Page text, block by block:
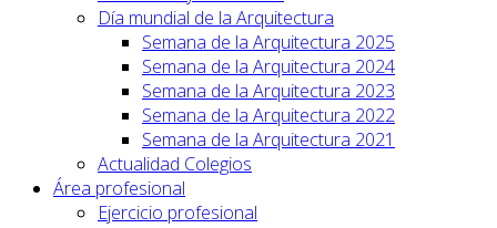
Día mundial de la Arquitectura
Semana de la Arquitectura 2025
Semana de la Arquitectura 2024
Semana de la Arquitectura 2023
Semana de la Arquitectura 2022
Semana de la Arquitectura 2021
Actualidad Colegios
Área profesional
Ejercicio profesional